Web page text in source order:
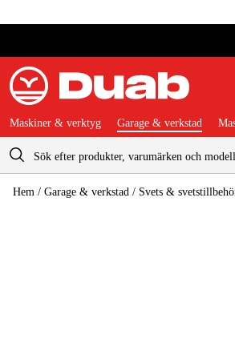
Varukorg
Maskiner & verktyg Garage & verkstad
Hem / Garage & verkstad / Svets &